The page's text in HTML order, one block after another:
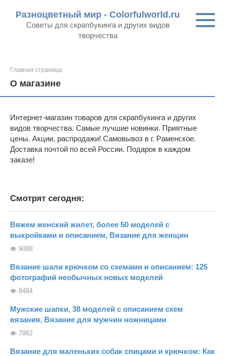
контенту
Разноцветный мир - Colorfulworld.ru
Советы для скрапбукинга и других видов
творчества
Главная страница
О магазине
Интернет-магазин товаров для скрапбукинга и других
видов творчества. Самые лучшие новинки. Приятные
цены. Акции, распродажи! Самовывоз в г. Раменское.
Доставка почтой по всей России. Подарок в каждом
заказе!
Смотрят сегодня:
Вяжем женский жилет, более 50 моделей с
выкройками и описанием, Вязание для женщин
9088
Вязание шали крючком со схемами и описанием: 125
фотографий необычных новых моделей
8484
Мужские шапки, 38 моделей с описанием схем
вязания, Вязание для мужчин ножницами
7982
Вязание для маленьких собак спицами и крючком: Как